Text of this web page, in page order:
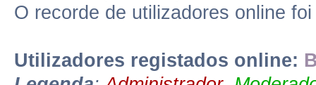
O recorde de utilizadores online
Utilizadores registados online: